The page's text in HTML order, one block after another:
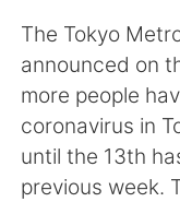
日本語
Русский
Indonesia
The Tokyo
announced on
more people
coronavirus in
until the 13th
previous week.